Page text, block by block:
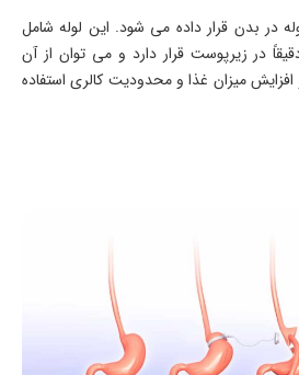
در بدن قرار داده می شود. این لوله شامل
در زیرپوست قرار دارد و می توان از آن
میزان غذا و محدودیت کالری استفاده